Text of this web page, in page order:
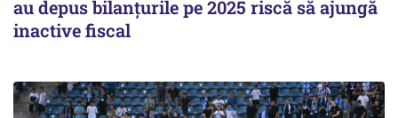
au depus bilanțurile pe 2025 riscă să ajungă
inactive fiscal